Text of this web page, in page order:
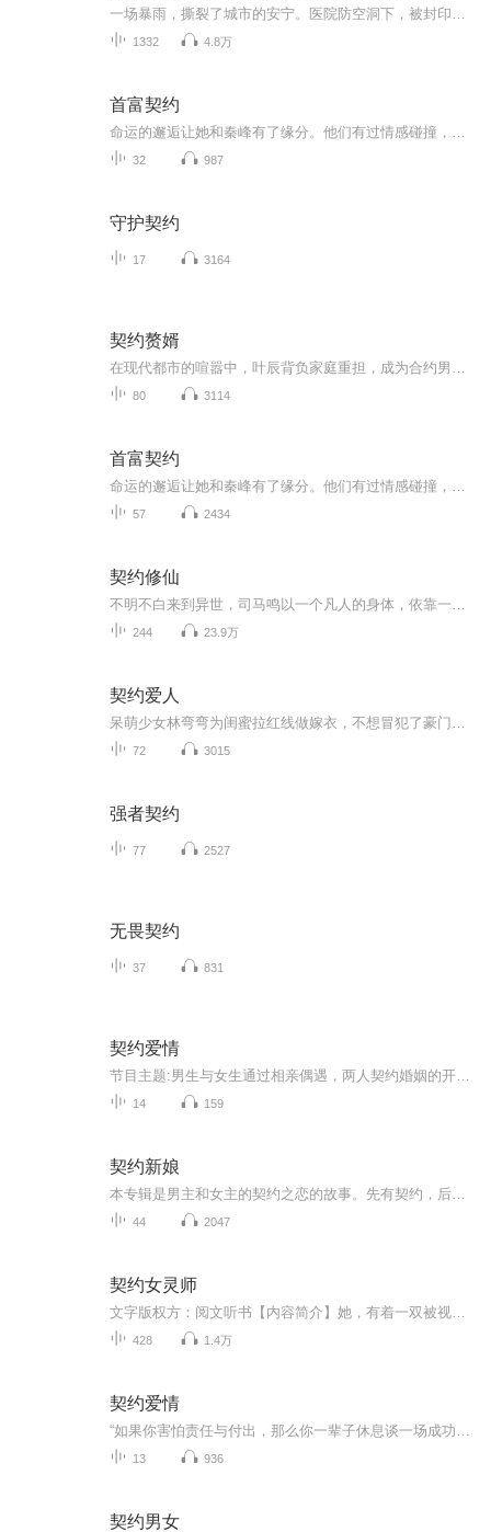
1332 4.8万
首富契约
32 987
守护契约
17 3164
契约赘婿
80 3114
首富契约
57 2434
契约修仙
244 23.9万
契约爱人
72 3015
强者契约
77 2527
无畏契约
37 831
契约爱情
14 159
契约新娘
44 2047
契约女灵师
428 1.4万
契约爱情
13 936
契约男女